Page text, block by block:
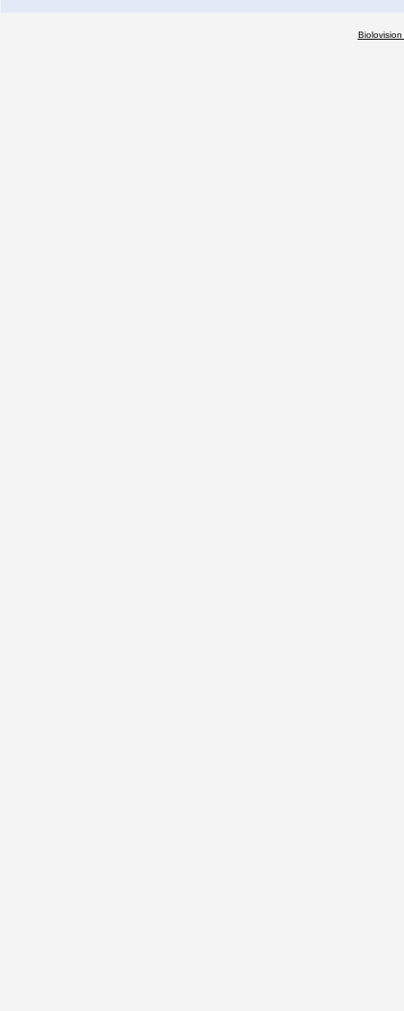
Biolovision